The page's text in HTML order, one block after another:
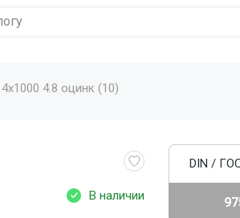
4.8 оцинк (10)
В наличии
DIN /